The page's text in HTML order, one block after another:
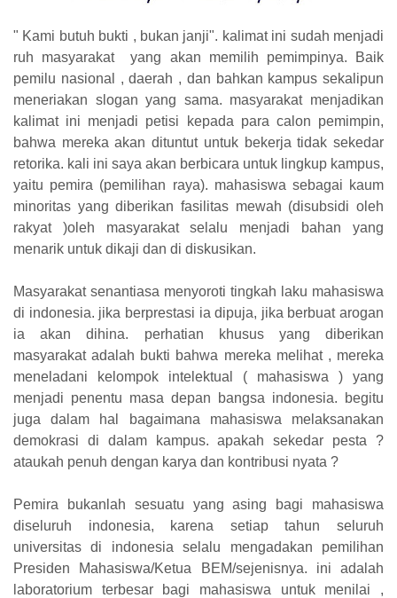
" Kami butuh bukti , bukan janji". kalimat ini sudah menjadi
ruh masyarakat yang akan memilih pemimpinya. Baik
pemilu nasional , daerah , dan bahkan kampus sekalipun
meneriakan slogan yang sama. masyarakat menjadikan
kalimat ini menjadi petisi kepada para calon pemimpin,
bahwa mereka akan dituntut untuk bekerja tidak sekedar
retorika. kali ini saya akan berbicara untuk lingkup kampus,
yaitu pemira (pemilihan raya). mahasiswa sebagai kaum
minoritas yang diberikan fasilitas mewah (disubsidi oleh
rakyat )oleh masyarakat selalu menjadi bahan yang
menarik untuk dikaji dan di diskusikan.
Masyarakat senantiasa menyoroti tingkah laku mahasiswa
di indonesia. jika berprestasi ia dipuja, jika berbuat arogan
ia akan dihina. perhatian khusus yang diberikan
masyarakat adalah bukti bahwa mereka melihat , mereka
meneladani kelompok intelektual ( mahasiswa ) yang
menjadi penentu masa depan bangsa indonesia. begitu
juga dalam hal bagaimana mahasiswa melaksanakan
demokrasi di dalam kampus. apakah sekedar pesta ?
ataukah penuh dengan karya dan kontribusi nyata ?
Pemira bukanlah sesuatu yang asing bagi mahasiswa
diseluruh indonesia, karena setiap tahun seluruh
universitas di indonesia selalu mengadakan pemilihan
Presiden Mahasiswa/Ketua BEM/sejenisnya. ini adalah
laboratorium terbesar bagi mahasiswa untuk menilai ,